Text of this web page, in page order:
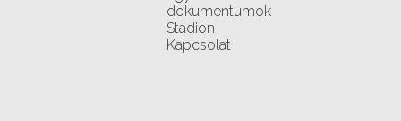
dokumentumok
Stadion
Kapcsolat